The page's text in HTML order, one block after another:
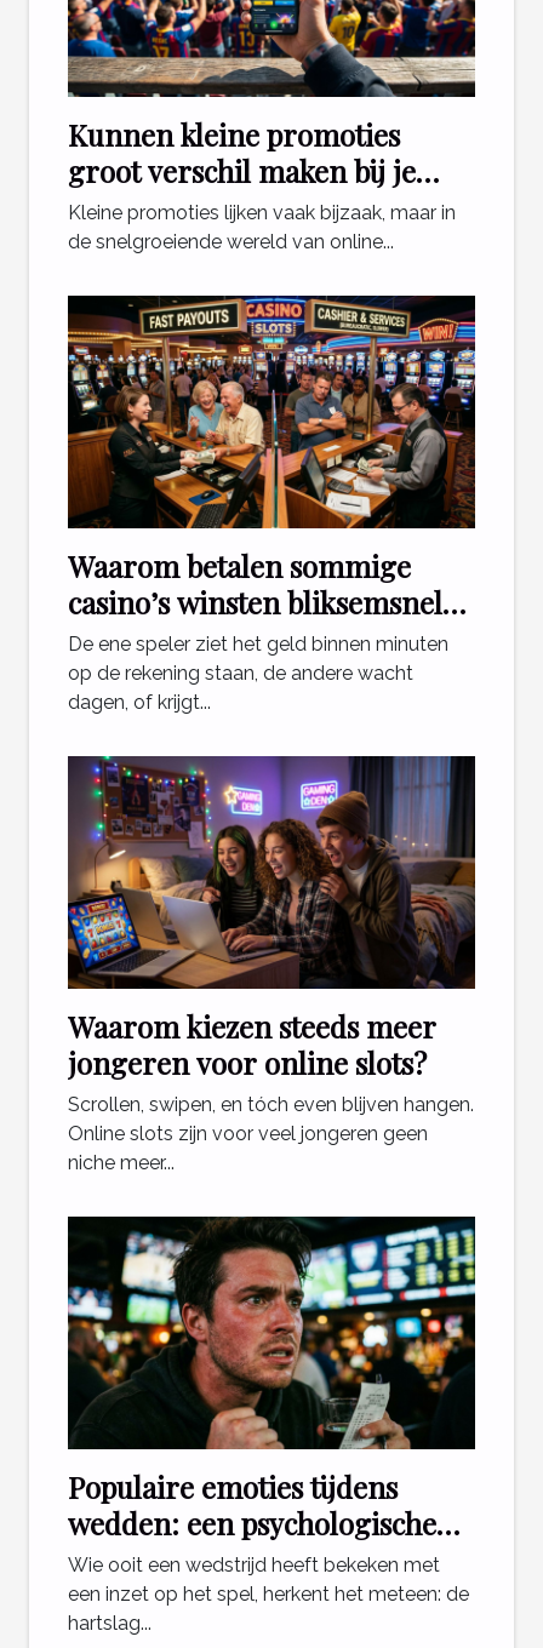
Kunnen kleine promoties
groot verschil maken bij je
sportweddenschappen?
Kleine promoties lijken vaak bijzaak, maar in
de snelgroeiende wereld van online...
Waarom betalen sommige
casino’s winsten bliksemsnel
uit en andere niet?
De ene speler ziet het geld binnen minuten
op de rekening staan, de andere wacht
dagen, of krijgt...
Waarom kiezen steeds meer
jongeren voor online slots?
Scrollen, swipen, en tóch even blijven hangen.
Online slots zijn voor veel jongeren geen
niche meer...
Populaire emoties tijdens
wedden: een psychologische
blik
Wie ooit een wedstrijd heeft bekeken met
een inzet op het spel, herkent het meteen: de
hartslag...